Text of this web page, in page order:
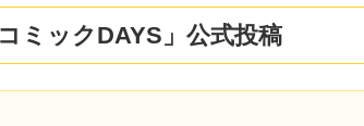
ミックDAYS」公式投稿